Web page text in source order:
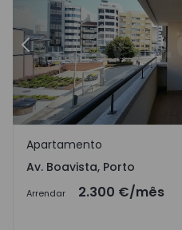
Anterior
Av. Boavista, Porto
Apartamento
Av. Boavista, Porto
Arrendar 2.300 €/mês